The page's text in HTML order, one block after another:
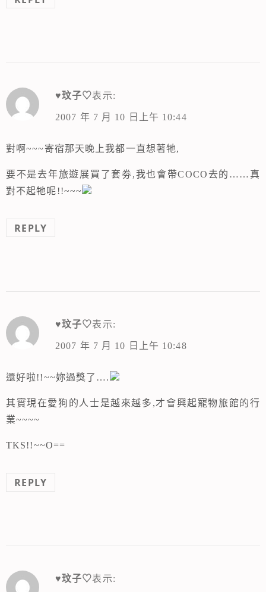
♥玟子♡表示:
2007 年 7 月 10 日上午 10:44
對啊~~~寄宿那天晚上我都一直想著牠,
要不是去年旅遊展買了套劵,我也會帶COCO去的……真
對不起牠呢!!~~~
REPLY
♥玟子♡表示:
2007 年 7 月 10 日上午 10:48
還好啦!!~~妳過獎了….
其實現在愛狗的人士是越來越多,才會興起寵物旅館的行
業~~~~
TKS!!~~O==
REPLY
♥玟子♡表示: